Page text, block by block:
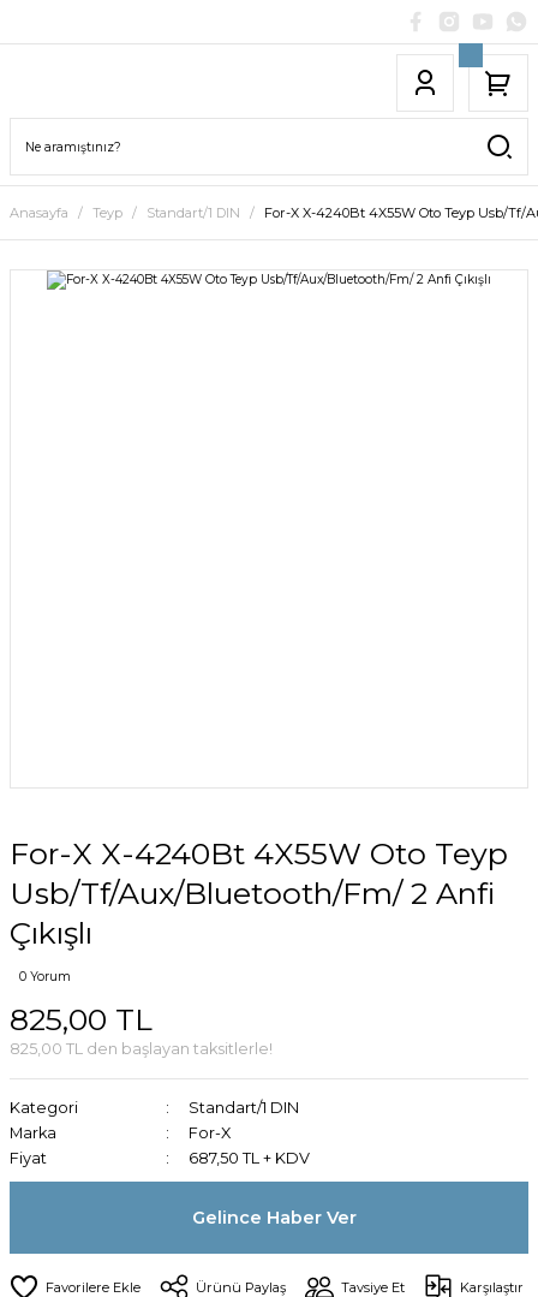
Anasayfa Teyp Standart/1 DIN For-X X-4240Bt 4X55W Oto Teyp Usb/Tf/
For-X X-4240Bt 4X55W Oto Teyp
Usb/Tf/Aux/Bluetooth/Fm/ 2 Anfi
Çıkışlı
0 Yorum
825,00 TL
825,00 TL den başlayan taksitlerle!
Kategori
Standart/1 DIN
Marka
For-X
Fiyat
687,50 TL + KDV
Gelince Haber Ver
Ürünü Paylaş Tavsiye Et Karşılaştır